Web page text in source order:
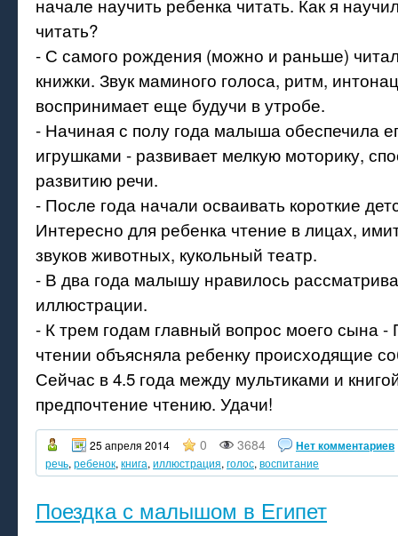
начале научить ребенка читать. Как я
читать?
- С самого рождения (можно и раньше)
книжки. Звук маминого голоса, ритм,
воспринимает еще будучи в утробе.
- Начиная с полу года малыша обеспечила
игрушками - развивает мелкую моторику,
развитию речи.
- После года начали осваивать короткие
Интересно для ребенка чтение в лицах,
звуков животных, кукольный театр.
- В два года малышу нравилось
иллюстрации.
- К трем годам главный вопрос моего сына
чтении объясняла ребенку происходящие
Сейчас в 4.5 года между мультиками и
предпочтение чтению. Удачи!
25 апреля 2014 0 3684 Нет комментариев
речь, ребенок, книга, иллюстрация, голос, воспитание
Поездка с малышом в Египет